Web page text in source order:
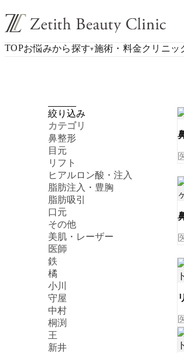
TOPお悩みから探す▾施術・料金クリニッ
絞り込み
カテゴリ
鼻整形
目元
リフト
ヒアルロン酸・注入
脂肪注入・豊胸
脂肪吸引
口元
その他
美肌・レーザー
医師
鉄
橘
小川
守屋
中村
桐渕
王
新井